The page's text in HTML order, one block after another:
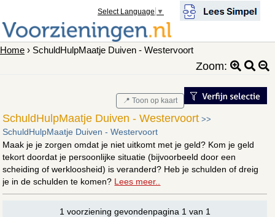
Select Language ▼
Home › SchuldHulpMaatje Duiven - Westervoort
Zoom:
📍 Toon op kaart
SchuldHulpMaatje Duiven - Westervoort >>
SchuldHulpMaatje Duiven - Westervoort
Maak je je zorgen omdat je niet uitkomt met je geld? Kom je geld
tekort doordat je persoonlijke situatie (bijvoorbeeld door een
scheiding of werkloosheid) is veranderd? Heb je schulden of dreig
je in de schulden te komen? Lees meer..
1 voorziening gevondenpagina 1 van 1